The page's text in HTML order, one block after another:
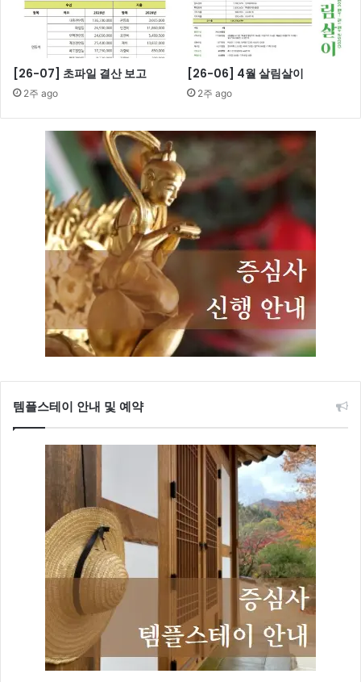
[26-07] 초파일 결산 보고
2주 ago
[26-06] 4월 살림살이
2주 ago
템플스테이 안내 및 예약